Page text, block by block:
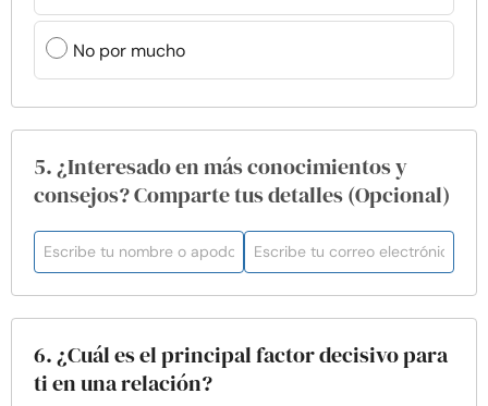
No por mucho
5. ¿Interesado en más conocimientos y
consejos? Comparte tus detalles (Opcional)
6. ¿Cuál es el principal factor decisivo para
ti en una relación?